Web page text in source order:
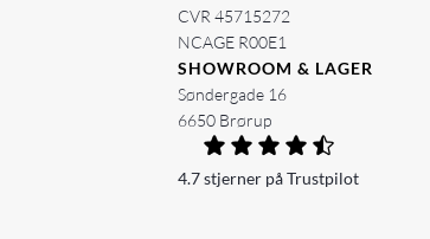
CVR 45715272
NCAGE R00E1
SHOWROOM & LAGER
Søndergade 16
6650 Brørup
4.7 stjerner på Trustpilot